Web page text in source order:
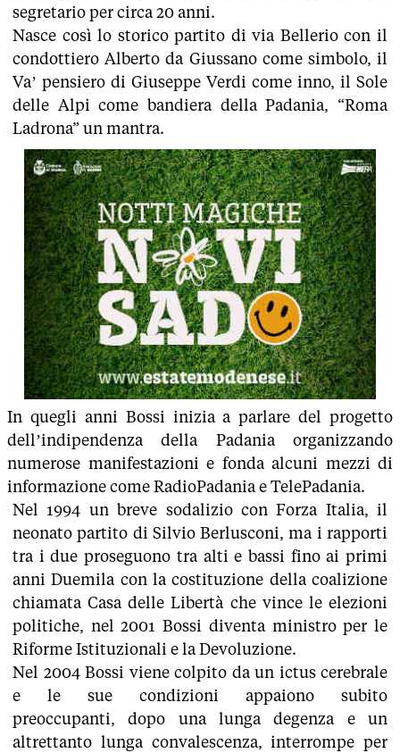
segretario per circa 20 anni.
Nasce così lo storico partito di via Bellerio con il
condottiero Alberto da Giussano come simbolo, il
Va’ pensiero di Giuseppe Verdi come inno, il Sole
delle Alpi come bandiera della Padania, “Roma
Ladrona” un mantra.
In quegli anni Bossi inizia a parlare del progetto
dell’indipendenza della Padania organizzando
numerose manifestazioni e fonda alcuni mezzi di
informazione come RadioPadania e TelePadania.
Nel 1994 un breve sodalizio con Forza Italia, il
neonato partito di Silvio Berlusconi, ma i rapporti
tra i due proseguono tra alti e bassi fino ai primi
anni Duemila con la costituzione della coalizione
chiamata Casa delle Libertà che vince le elezioni
politiche, nel 2001 Bossi diventa ministro per le
Riforme Istituzionali e la Devoluzione.
Nel 2004 Bossi viene colpito da un ictus cerebrale
e le sue condizioni appaiono subito
preoccupanti, dopo una lunga degenza e un
altrettanto lunga convalescenza, interrompe per